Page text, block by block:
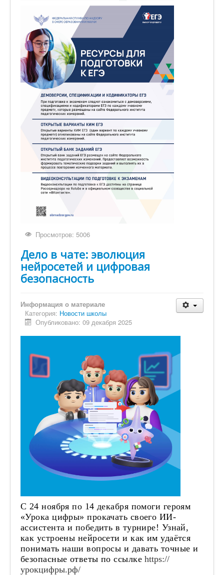
Просмотров: 5006
Дело в чате: эволюция
нейросетей и цифровая
безопасность
Информация о материале
Категория: Новости школы
Опубликовано: 09 декабря 2025
С 24 ноября по 14 декабря помоги героям
«Урока цифры» прокачать своего ИИ-
ассистента и победить в турнире! Узнай,
как устроены нейросети и как им удаётся
понимать наши вопросы и давать точные и
безопасные ответы по ссылкеhttps://
урокцифры.рф/